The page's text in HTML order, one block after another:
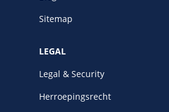
Sitemap
LEGAL
Legal & Security
Herroepingsrecht